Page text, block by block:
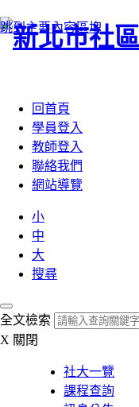
跳到主要內容區塊
回首頁
學員登入
教師登入
聯絡我們
網站導覽
小
中
大
搜尋
全文檢索
X 關閉
社大一覽
課程查詢